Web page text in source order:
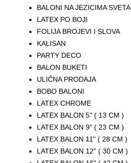
BALONI NA JEZICIMA SVETA
LATEX PO BOJI
FOLIJA BROJEVI I SLOVA
KALISAN
PARTY DECO
BALON BUKETI
ULIČNA PRODAJA
BOBO BALONI
LATEX CHROME
LATEX BALON 5" ( 13 CM )
LATEX BALON 9" ( 23 CM )
LATEX BALON 11" ( 28 CM )
LATEX BALON 12" ( 30 CM )